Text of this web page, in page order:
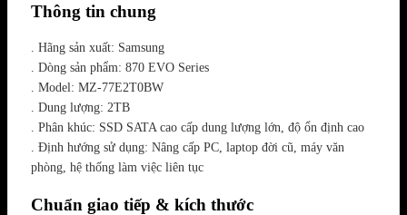
Thông tin chung
. Hãng sản xuất: Samsung
. Dòng sản phẩm: 870 EVO Series
. Model: MZ-77E2T0BW
. Dung lượng: 2TB
. Phân khúc: SSD SATA cao cấp dung lượng lớn, độ ổn định cao
. Định hướng sử dụng: Nâng cấp PC, laptop đời cũ, máy văn
phòng, hệ thống làm việc liên tục
Chuẩn giao tiếp & kích thước